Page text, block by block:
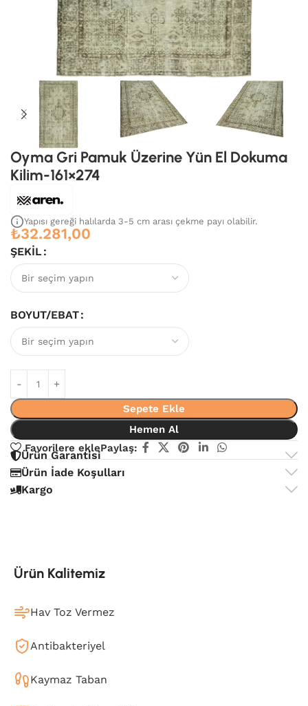
Oyma Gri Pamuk Üzerine Yün El Dokuma
Kilim-161×274
Yapısı gereği halılarda 3-5 cm arası çekme payı olabilir.
₺32.281,00
ŞEKIL
BOYUT/EBAT
Sepete Ekle
Hemen Al
Favorilere eklePaylaş:
Ürün Garantisi
Ürün İade Koşulları
Kargo
Ürün Kalitemiz
Hav Toz Vermez
Antibakteriyel
Kaymaz Taban